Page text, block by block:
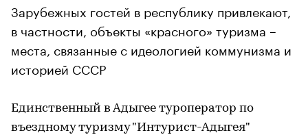
Зарубежных гостей в республику привлекают,
в частности, объекты «красного» туризма –
места, связанные с идеологией коммунизма и
историей СССР
Единственный в Адыгее туроператор по
въездному туризму "Интурист-Адыгея"